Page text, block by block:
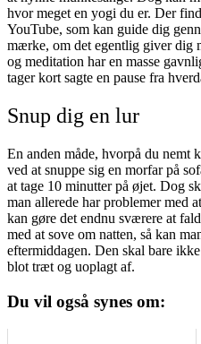
hvor meget en yogi du er. Der
YouTube, som kan guide dig
mærke, om det egentlig giver dig
og meditation har en masse
tager kort sagte en pause fra
Snup dig en lur
En anden måde, hvorpå du nemt
ved at snuppe sig en morfar på
at tage 10 minutter på øjet. Dog
man allerede har problemer med
kan gøre det endnu sværere at
med at sove om natten, så kan
eftermiddagen. Den skal bare
blot træt og uoplagt af.
Du vil også synes om: